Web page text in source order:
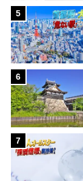
5
6
7